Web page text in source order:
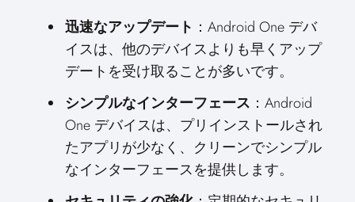
迅速なアップデート ：Android One デバ
イスは、他のデバイスよりも早くアップ
デートを受け取ることが多いです。
シンプルなインターフェース ：Android
One デバイスは、プリインストールされ
たアプリが少なく、クリーンでシンプル
なインターフェースを提供します。